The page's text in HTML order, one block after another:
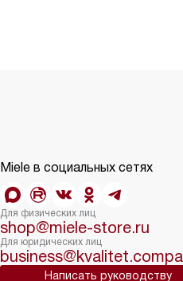
Miele в социальных сетях
Для физических лиц
shop@miele-store.ru
Для юридических лиц
Написать руководству